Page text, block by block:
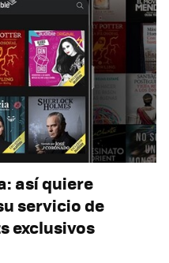
así quiere
servicio de
exclusivos